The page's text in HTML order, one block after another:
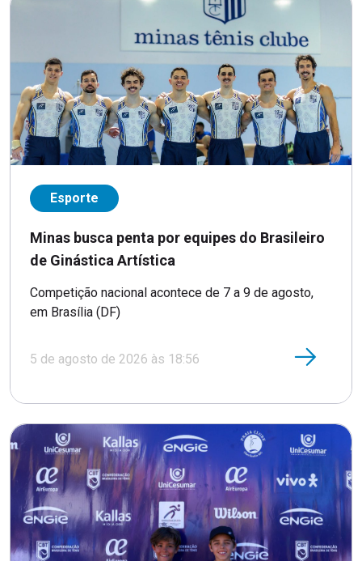
Esporte
Minas busca penta por equipes do Brasileiro
de Ginástica Artística
Competição nacional acontece de 7 a 9 de agosto,
em Brasília (DF)
5 de agosto de 2026 às 18:56